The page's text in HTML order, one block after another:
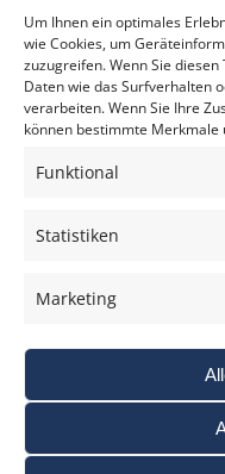
Um Ihnen ein optimales
wie Cookies, um
zuzugreifen. Wenn Sie
Daten wie das Surfverhalten
verarbeiten. Wenn Sie Ihre
können bestimmte
Funktional
Statistiken
Marketing